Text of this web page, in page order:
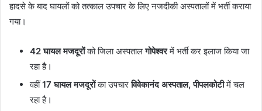
हादसे के बाद घायलों को तत्काल उपचार के लिए नजदीकी अस्पतालों में भर्ती कराया
गया।
42 घायल मजदूरोंको जिला अस्पतालगोपेश्वरमें भर्ती कर इलाज किया जा
रहा है।
वहीं17 घायल मजदूरोंका उपचारविवेकानंद अस्पताल, पीपलकोटीमें चल
रहा है।